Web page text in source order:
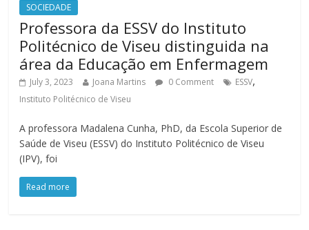
SOCIEDADE
Professora da ESSV do Instituto
Politécnico de Viseu distinguida na
área da Educação em Enfermagem
July 3, 2023 Joana Martins 0 Comment ESSV,
Instituto Politécnico de Viseu
A professora Madalena Cunha, PhD, da Escola Superior de
Saúde de Viseu (ESSV) do Instituto Politécnico de Viseu
(IPV), foi
Read more